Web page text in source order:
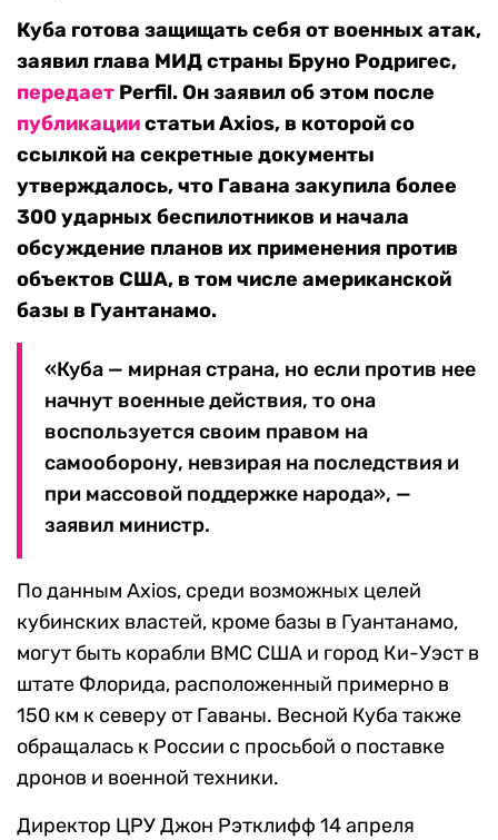
Куба готова защищать себя от военных атак,
заявил глава МИД страны Бруно Родригес,
передает Perfil. Он заявил об этом после
публикациистатьи Axios, в которой со
ссылкой на секретные документы
утверждалось, что Гавана закупила более
300 ударных беспилотников и начала
обсуждение планов их применения против
объектов США, в том числе американской
базы в Гуантанамо.
«Куба — мирная страна, но если против нее
начнут военные действия, то она
воспользуется своим правом на
самооборону, невзирая на последствия и
при массовой поддержке народа», —
заявил министр.
По данным Axios, среди возможных целей
кубинских властей, кроме базы в Гуантанамо,
могут быть корабли ВМС США и город Ки-Уэст в
штате Флорида, расположенный примерно в
150 км к северу от Гаваны. Весной Куба также
обращалась к России с просьбой о поставке
дронов и военной техники.
Директор ЦРУ Джон Рэтклифф 14 апреля